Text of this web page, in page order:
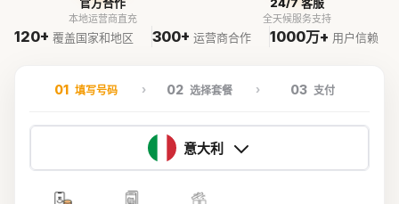
本地运营商直充 全天候服务支持
120+ 覆盖国家和地区 300+ 运营商合作 1000万+ 用户信赖
01 填写号码 02 选择套餐 03 支付
意大利